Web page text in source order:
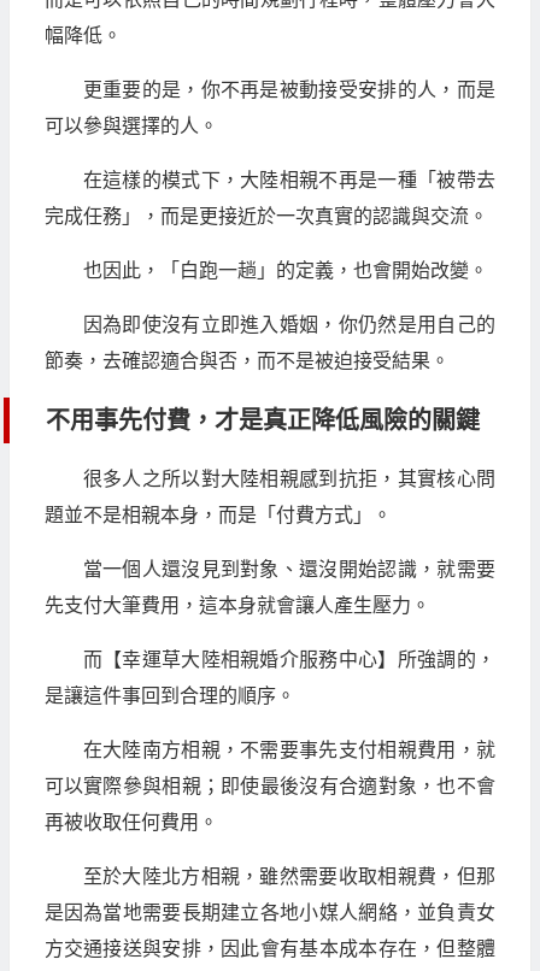
幅降低。
更重要的是，你不再是被動接受安排的人，而是
可以參與選擇的人。
在這樣的模式下，大陸相親不再是一種「被帶去
完成任務」，而是更接近於一次真實的認識與交流。
也因此，「白跑一趟」的定義，也會開始改變。
因為即使沒有立即進入婚姻，你仍然是用自己的
節奏，去確認適合與否，而不是被迫接受結果。
不用事先付費，才是真正降低風險的關鍵
很多人之所以對大陸相親感到抗拒，其實核心問
題並不是相親本身，而是「付費方式」。
當一個人還沒見到對象、還沒開始認識，就需要
先支付大筆費用，這本身就會讓人產生壓力。
而【幸運草大陸相親婚介服務中心】所強調的，
是讓這件事回到合理的順序。
在大陸南方相親，不需要事先支付相親費用，就
可以實際參與相親；即使最後沒有合適對象，也不會
再被收取任何費用。
至於大陸北方相親，雖然需要收取相親費，但那
是因為當地需要長期建立各地小媒人網絡，並負責女
方交通接送與安排，因此會有基本成本存在，但整體